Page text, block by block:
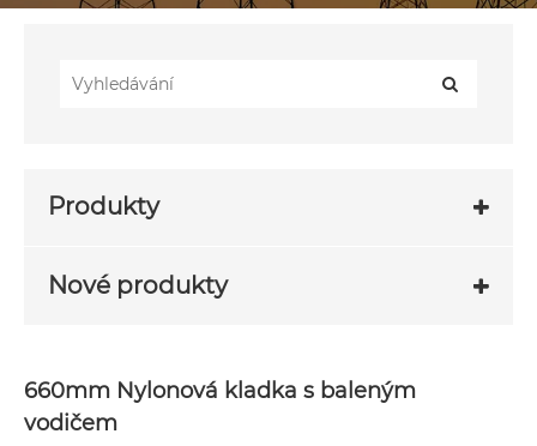
Produkty
Nové produkty
660mm Nylonová kladka s baleným
vodičem